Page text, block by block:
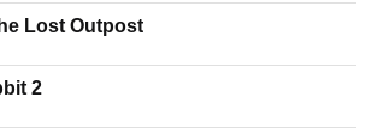
Lost Outpost
2